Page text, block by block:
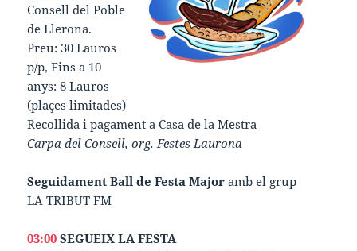
Consell del Poble
de Llerona.
Preu: 30 Lauros
p/p, Fins a 10
anys: 8 Lauros
(plaçes limitades)
Recollida i pagament a Casa de la Mestra
Carpa del Consell, org. Festes Laurona
Seguidament Ball de Festa Major amb el grup
LA TRIBUT FM
03:00 SEGUEIX LA FESTA